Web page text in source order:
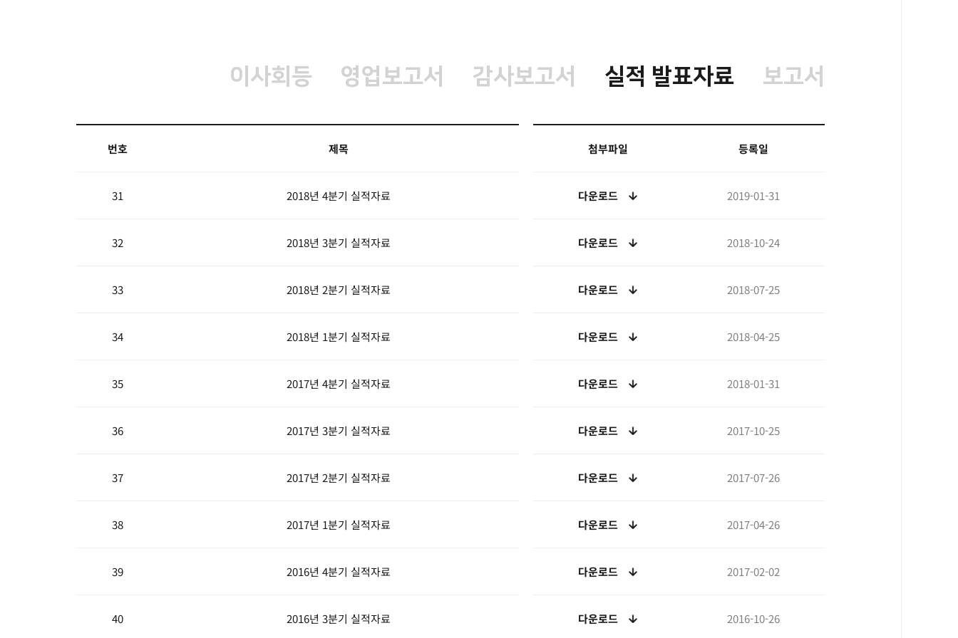
이사회등 영업보고서 감사보고서 실적 발표자료 보고서
번호 제목 첨부파일 등록일
31 2018년 4분기 실적자료 다운로드 2019-01-31
32 2018년 3분기 실적자료 다운로드 2018-10-24
33 2018년 2분기 실적자료 다운로드 2018-07-25
34 2018년 1분기 실적자료 다운로드 2018-04-25
35 2017년 4분기 실적자료 다운로드 2018-01-31
36 2017년 3분기 실적자료 다운로드 2017-10-25
37 2017년 2분기 실적자료 다운로드 2017-07-26
38 2017년 1분기 실적자료 다운로드 2017-04-26
39 2016년 4분기 실적자료 다운로드 2017-02-02
40 2016년 3분기 실적자료 다운로드 2016-10-26